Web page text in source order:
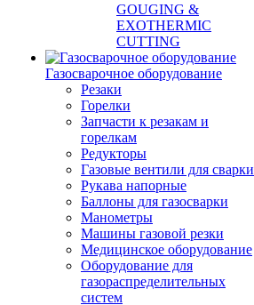
GOUGING &
EXOTHERMIC
CUTTING
Газосварочное оборудование
Резаки
Горелки
Запчасти к резакам и
горелкам
Редукторы
Газовые вентили для сварки
Рукава напорные
Баллоны для газосварки
Манометры
Машины газовой резки
Медицинское оборудование
Оборудование для
газораспределительных
систем